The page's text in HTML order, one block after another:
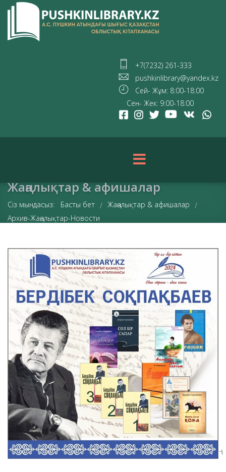
+7(7232) 261-333
pushkinlibrary@yandex.kz
Сей- Жұм: 8:00-18:00
Сен- Жек: 9:00-18:00
Жаңалықтар & афишалар
Сіз мындасыз: Басты бет / Жаңалықтар & афишалар /
Архив-Жаңалықтар-Новости